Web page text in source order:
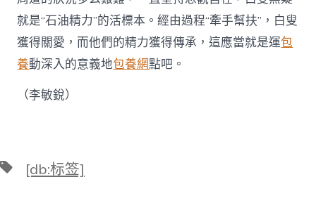
就是“石油精力”的活標本。經由過程“牽手幫扶”，白叟
獲得關愛，而他們的精力獲得傳承，這應當就是運包
養動深入的意義地包養網點吧。
（李敏銳）
標 [db:标签]